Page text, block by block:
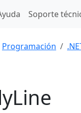
Soporte
Programación